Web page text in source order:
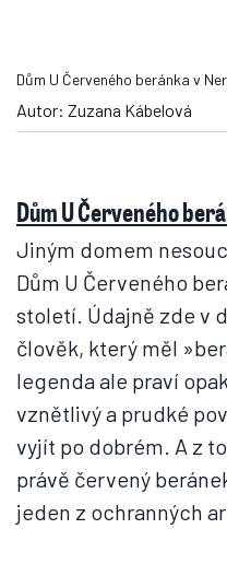
Dům U Červeného beránka v
Autor: Zuzana Kábelová
Dům U Červeného
Jiným domem
Dům U Červeného
století. Údajně zde v
člověk, který měl
legenda ale praví
vznětlivý a prudké
vyjít po dobrém. A z
právě červený
jeden z ochranných